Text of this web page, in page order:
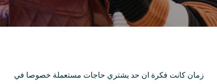
زمان كانت فكرة ان حد يشتري حاجات مستعملة خصوصا في